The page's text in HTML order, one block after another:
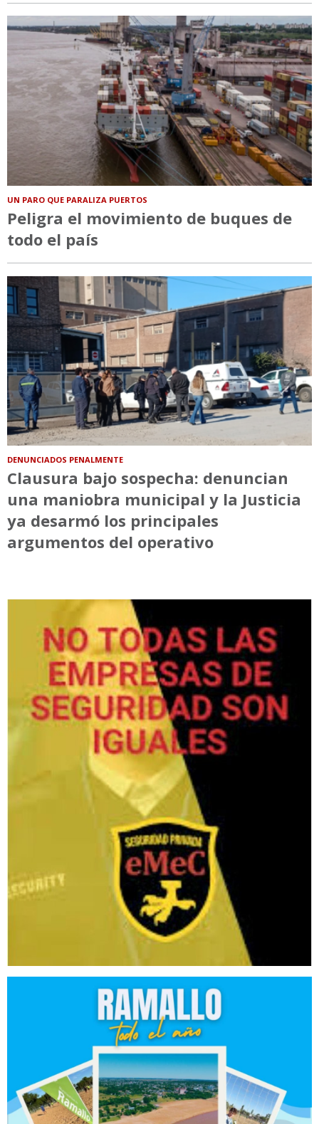
UN PARO QUE PARALIZA PUERTOS
Peligra el movimiento de buques de
todo el país
DENUNCIADOS PENALMENTE
Clausura bajo sospecha: denuncian
una maniobra municipal y la Justicia
ya desarmó los principales
argumentos del operativo